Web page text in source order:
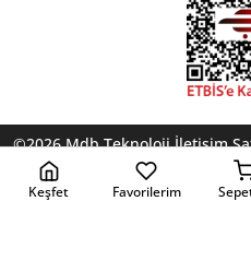
©2026 Mdb Teknoloji İletişim
Yardım
KVKK ve Gizlilik
Keşfet Favorilerim